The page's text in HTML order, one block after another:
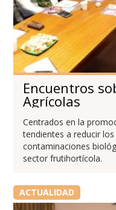
Encuentros
Agrícolas
Centrados en la
tendientes a reducir
contaminaciones
sector frutihortícola.
ACTUALIDAD